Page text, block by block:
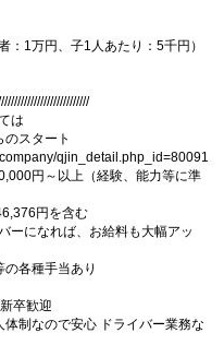
：1万円、子1人あたり：5千円）
は
スタート
qjin_detail.php_id=80091
円～以上（経験、能力等に準
円を含む
ーになれば、お給料も大幅アッ
各種手当あり
卒歓迎
制なので安心 ドライバー業務な